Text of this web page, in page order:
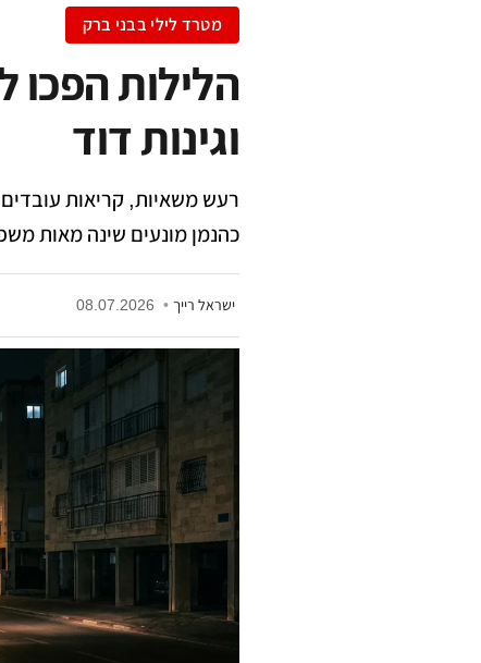
מטרד לילי בבני ברק
הלילות הפכו
וגינות דוד
רעש משאיות, קריאות
כהנמן מונעים שינה מאות
ישראל רייך •
08.07.2026